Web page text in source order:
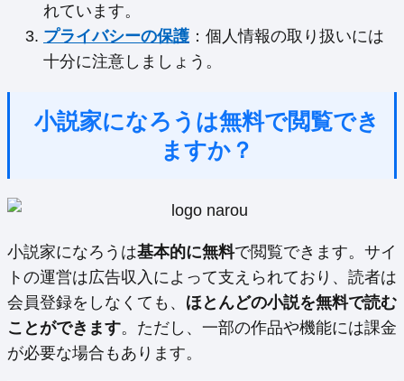
れています。
プライバシーの保護 ：個人情報の取り扱いには
十分に注意しましょう。
小説家になろうは無料で閲覧でき
ますか？
小説家になろうは基本的に無料で閲覧できます。サイ
トの運営は広告収入によって支えられており、読者は
会員登録をしなくても、 ほとんどの小説を無料で読む
ことができます。ただし、一部の作品や機能には課金
が必要な場合もあります。